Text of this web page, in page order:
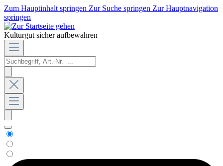
Zum Hauptinhalt springen Zur Suche springen Zur Hauptnavigation
springen
Kulturgut sicher aufbewahren